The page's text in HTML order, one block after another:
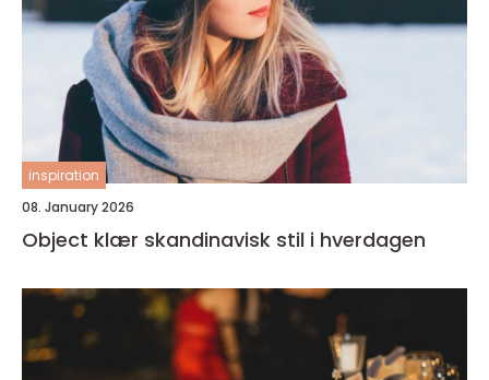
inspiration
08. January 2026
Object klær skandinavisk stil i hverdagen